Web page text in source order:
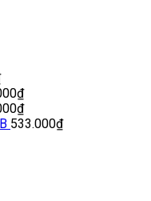
₫
₫
533.000₫